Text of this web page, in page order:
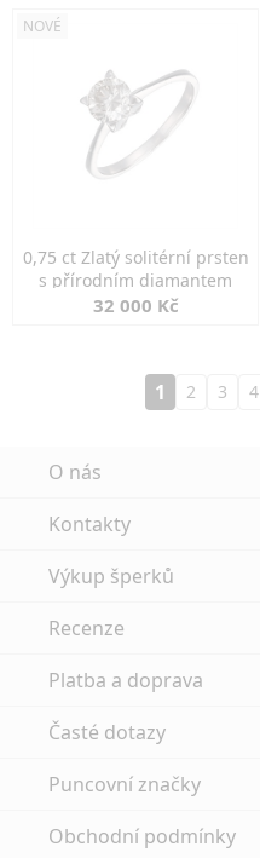
NOVÉ
0,75 ct Zlatý solitérní prsten
s přírodním diamantem
32 000 Kč
1 2 3 4
O nás
Kontakty
Výkup šperků
Recenze
Platba a doprava
Časté dotazy
Puncovní značky
Obchodní podmínky